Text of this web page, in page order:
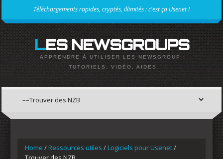
Téléchargements rapides, cryptés, illimités : c'est ça Usenet !
LES NEWSGROUPS
APPRENDRE À UTILISER LES NEWSGROUP :
TUTORIELS, VIDÉO, AIDES
Home /Ressources utiles /Logiciels pour Usenet/